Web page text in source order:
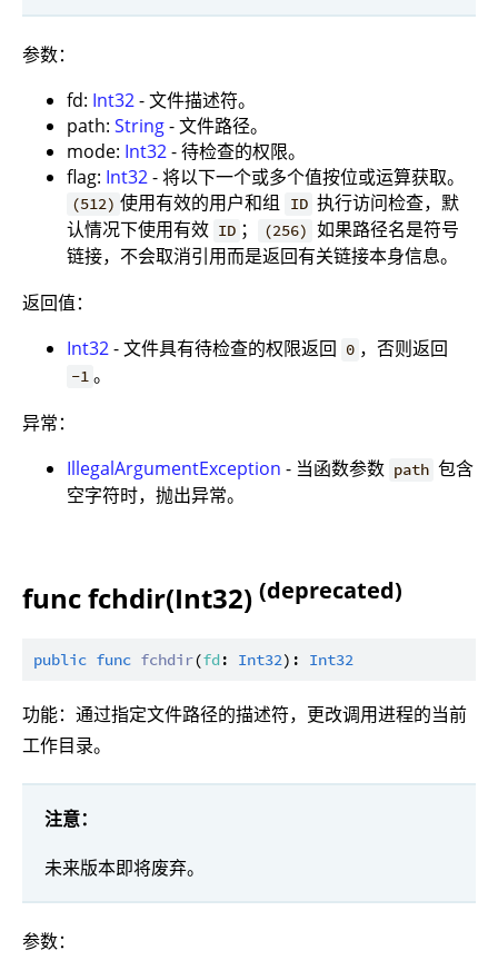
参数：
fd: Int32- 文件描述符。
path: String- 文件路径。
mode: Int32- 待检查的权限。
flag: Int32- 将以下一个或多个值按位或运算获取。
(512) 使用有效的用户和组 ID 执行访问检查，默
认情况下使用有效 ID ； (256) 如果路径名是符号
链接，不会取消引用而是返回有关链接本身信息。
返回值：
Int32- 文件具有待检查的权限返回 0 ，否则返回
-1 。
异常：
IllegalArgumentException - 当函数参数 path 包含
空字符时，抛出异常。
func fchdir(Int32) (deprecated)
public func fchdir(fd: Int32): Int32
功能：通过指定文件路径的描述符，更改调用进程的当前
工作目录。
注意：
未来版本即将废弃。
参数：